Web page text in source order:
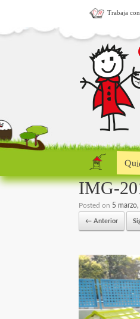
Trabaja
IMG-
Posted on 5
← Anterior